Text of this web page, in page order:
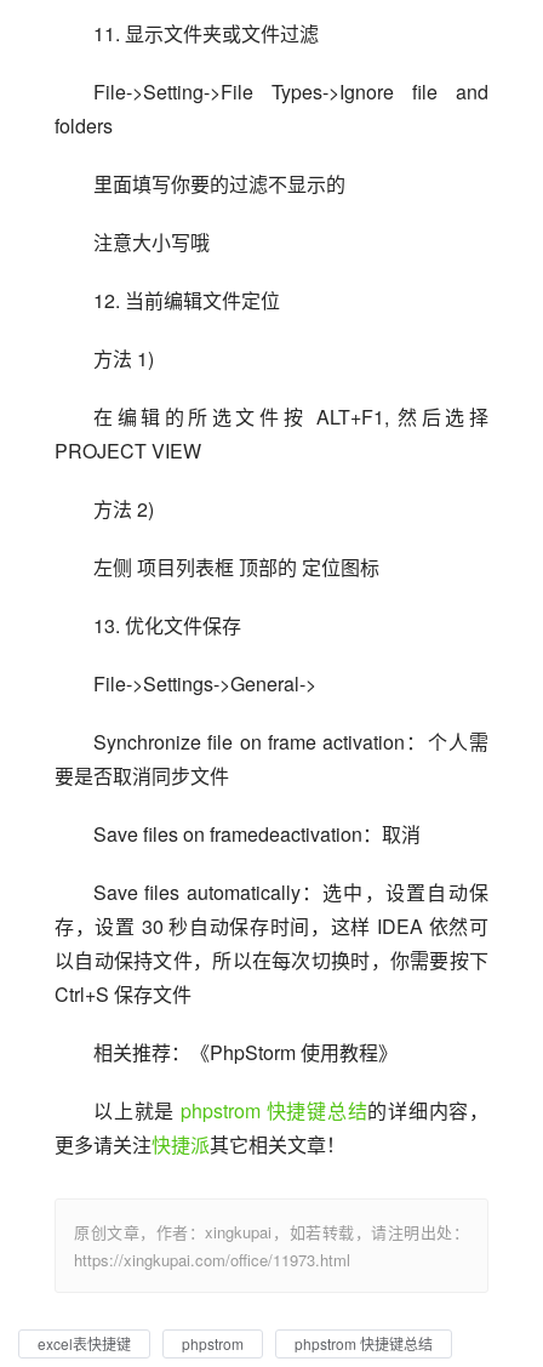
11. 显示文件夹或文件过滤
File->Setting->File Types->Ignore file and
folders
里面填写你要的过滤不显示的
注意大小写哦
12. 当前编辑文件定位
方法 1)
在编辑的所选文件按 ALT+F1, 然后选择
PROJECT VIEW
方法 2)
左侧 项目列表框 顶部的 定位图标
13. 优化文件保存
File->Settings->General->
Synchronize file on frame activation：个人需
要是否取消同步文件
Save files on framedeactivation：取消
Save files automatically：选中，设置自动保
存，设置 30 秒自动保存时间，这样 IDEA 依然可
以自动保持文件，所以在每次切换时，你需要按下
Ctrl+S 保存文件
相关推荐：《PhpStorm 使用教程》
以上就是 phpstrom 快捷键总结的详细内容，
更多请关注快捷派其它相关文章！
原创文章，作者：xingkupai，如若转载，请注明出处：
https://xingkupai.com/office/11973.html
excel表快捷键 phpstrom phpstrom 快捷键总结